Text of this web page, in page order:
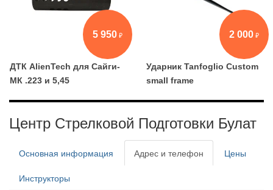
5 950
ДТК AlienTech для Сайги-
МК .223 и 5,45
2 000
Ударник Tanfoglio Custom
small frame
Центр Стрелковой Подготовки Булат
Основная информация Адрес и телефон Цены
Инструкторы